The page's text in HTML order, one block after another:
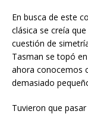
En busca de este
clásica se creía
cuestión de
Tasman se topó
ahora conocemos
demasiado
Tuvieron que